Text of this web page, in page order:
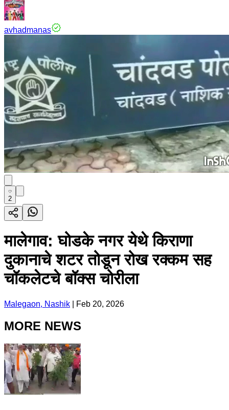
avhadmanas
2
मालेगाव: घोडके नगर येथे किराणा
दुकानाचे शटर तोडून रोख रक्कम सह
चॉकलेटचे बॉक्स चोरीला
Malegaon, Nashik Feb 20, 2026
MORE NEWS